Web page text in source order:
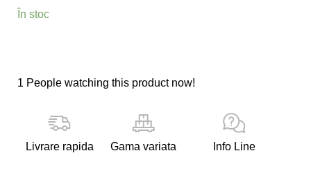
În stoc
1 People watching this product now!
Livrare rapida Gama variata Info Line